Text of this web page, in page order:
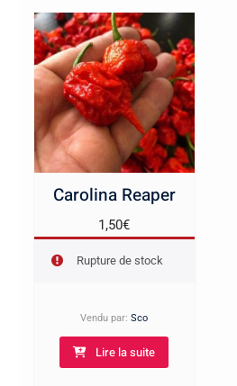
Carolina Reaper
1,50€
Rupture de stock
Vendu par:Sco
Lire la suite